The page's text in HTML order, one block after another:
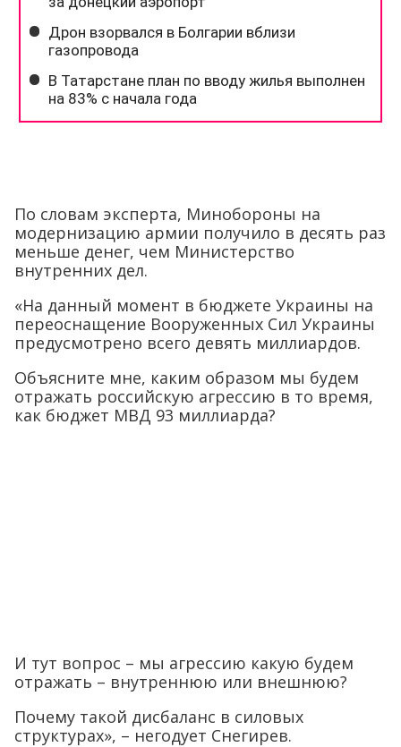
По словам эксперта, Минобороны на
модернизацию армии получило в десять раз
меньше денег, чем Министерство
внутренних дел.
«На данный момент в бюджете Украины на
переоснащение Вооруженных Сил Украины
предусмотрено всего девять миллиардов.
Объясните мне, каким образом мы будем
отражать российскую агрессию в то время,
как бюджет МВД 93 миллиарда?
И тут вопрос – мы агрессию какую будем
отражать – внутреннюю или внешнюю?
Почему такой дисбаланс в силовых
структурах», – негодует Снегирев.